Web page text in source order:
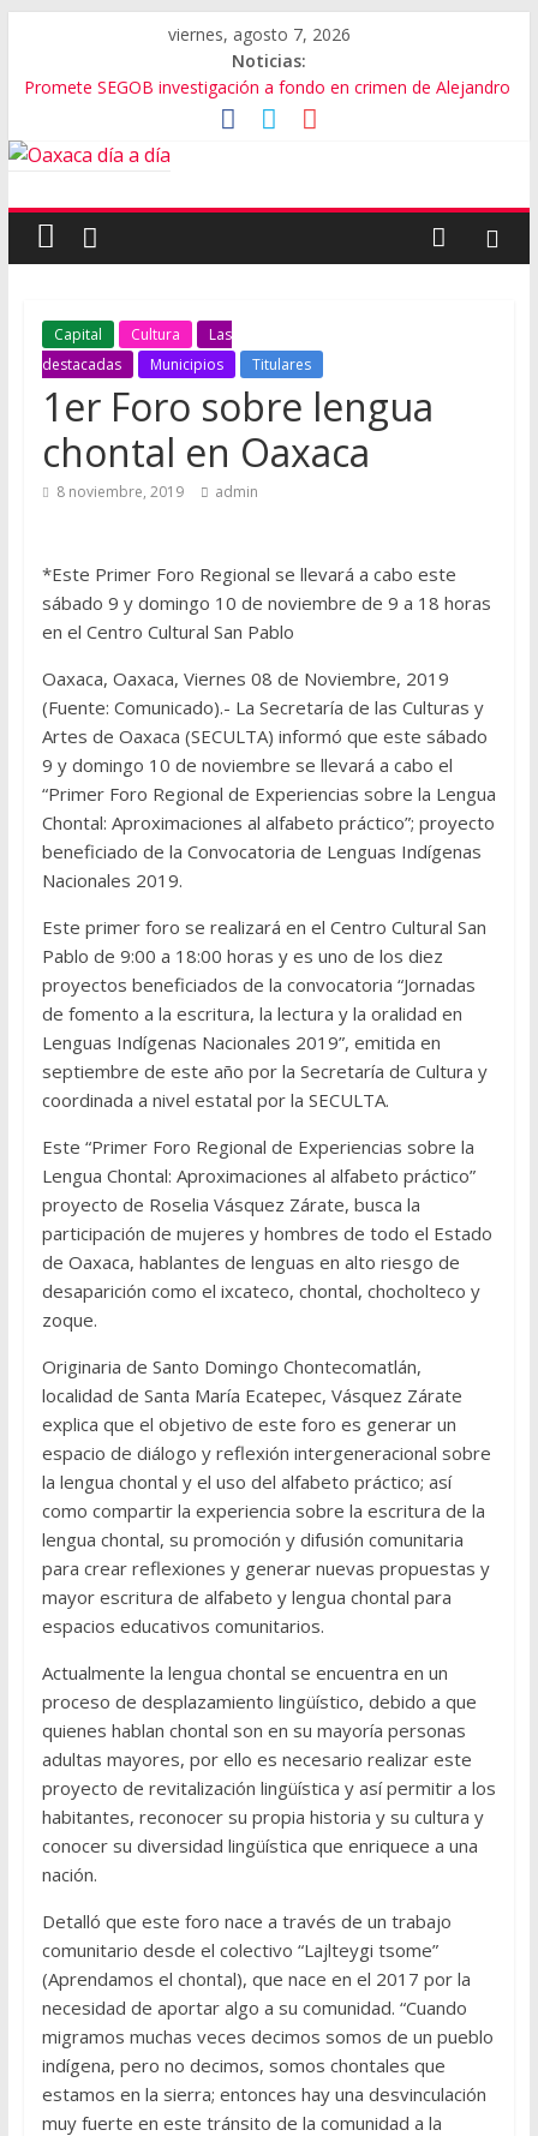
viernes, agosto 7, 2026
Noticias:
Promete SEGOB investigación a fondo en crimen de Alejandro
Bajo amenazas, Secretario de Gobierno de Oaxaca despojaría
predios
Banda de fraudes financieros operaba desde un Toks
El tema de Alejandro Leyva no debe desviarse: Pedro Matías
Capital Cultura
Las
destacadas
Municipios Titulares
1er Foro sobre lengua
chontal en Oaxaca
8 noviembre, 2019 admin
*Este Primer Foro Regional se llevará a cabo este
sábado 9 y domingo 10 de noviembre de 9 a 18 horas
en el Centro Cultural San Pablo
Oaxaca, Oaxaca, Viernes 08 de Noviembre, 2019
(Fuente: Comunicado).- La Secretaría de las Culturas y
Artes de Oaxaca (SECULTA) informó que este sábado
9 y domingo 10 de noviembre se llevará a cabo el
“Primer Foro Regional de Experiencias sobre la Lengua
Chontal: Aproximaciones al alfabeto práctico”; proyecto
beneficiado de la Convocatoria de Lenguas Indígenas
Nacionales 2019.
Este primer foro se realizará en el Centro Cultural San
Pablo de 9:00 a 18:00 horas y es uno de los diez
proyectos beneficiados de la convocatoria “Jornadas
de fomento a la escritura, la lectura y la oralidad en
Lenguas Indígenas Nacionales 2019”, emitida en
septiembre de este año por la Secretaría de Cultura y
coordinada a nivel estatal por la SECULTA.
Este “Primer Foro Regional de Experiencias sobre la
Lengua Chontal: Aproximaciones al alfabeto práctico”
proyecto de Roselia Vásquez Zárate, busca la
participación de mujeres y hombres de todo el Estado
de Oaxaca, hablantes de lenguas en alto riesgo de
desaparición como el ixcateco, chontal, chocholteco y
zoque.
Originaria de Santo Domingo Chontecomatlán,
localidad de Santa María Ecatepec, Vásquez Zárate
explica que el objetivo de este foro es generar un
espacio de diálogo y reflexión intergeneracional sobre
la lengua chontal y el uso del alfabeto práctico; así
como compartir la experiencia sobre la escritura de la
lengua chontal, su promoción y difusión comunitaria
para crear reflexiones y generar nuevas propuestas y
mayor escritura de alfabeto y lengua chontal para
espacios educativos comunitarios.
Actualmente la lengua chontal se encuentra en un
proceso de desplazamiento lingüístico, debido a que
quienes hablan chontal son en su mayoría personas
adultas mayores, por ello es necesario realizar este
proyecto de revitalización lingüística y así permitir a los
habitantes, reconocer su propia historia y su cultura y
conocer su diversidad lingüística que enriquece a una
nación.
Detalló que este foro nace a través de un trabajo
comunitario desde el colectivo “Lajlteygi tsome”
(Aprendamos el chontal), que nace en el 2017 por la
necesidad de aportar algo a su comunidad. “Cuando
migramos muchas veces decimos somos de un pueblo
indígena, pero no decimos, somos chontales que
estamos en la sierra; entonces hay una desvinculación
muy fuerte en este tránsito de la comunidad a la